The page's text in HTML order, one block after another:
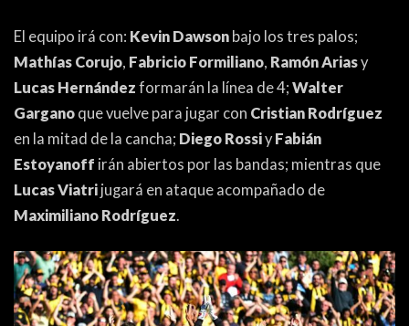
El equipo irá con: Kevin Dawson bajo los tres palos;
Mathías Corujo, Fabricio Formiliano, Ramón Ariasy
Lucas Hernández formarán la línea de 4; Walter
Gargano que vuelve para jugar con Cristian Rodríguez
en la mitad de la cancha; Diego RossiyFabián
Estoyanoff irán abiertos por las bandas; mientras que
Lucas Viatri jugará en ataque acompañado de
Maximiliano Rodríguez.